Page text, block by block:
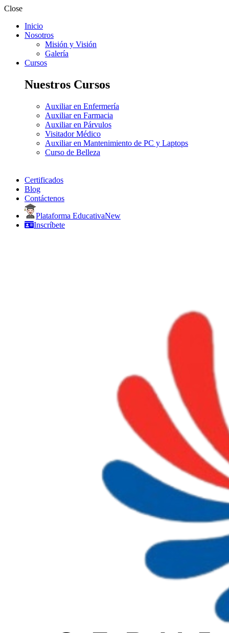
Close
Inicio
Nosotros
Misión y Visión
Galería
Cursos
Nuestros Cursos
Auxiliar en Enfermería
Auxiliar en Farmacia
Auxiliar en Párvulos
Visitador Médico
Auxiliar en Mantenimiento de PC y Laptops
Curso de Belleza
Certificados
Blog
Contáctenos
Plataforma EducativaNew
Inscríbete